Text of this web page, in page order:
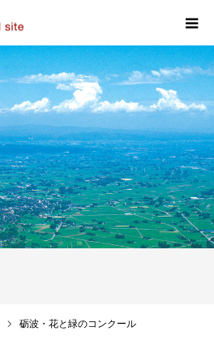
砺波・花と緑のコンクール